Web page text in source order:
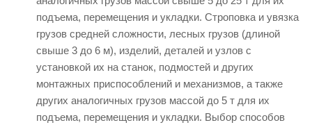
подъема, перемещения и укладки. Строповка и увязка
грузов средней сложности, лесных грузов (длиной
свыше 3 до 6 м), изделий, деталей и узлов с
установкой их на станок, подмостей и других
монтажных приспособлений и механизмов, а также
других аналогичных грузов массой до 5 т для их
подъема, перемещения и укладки. Выбор способов